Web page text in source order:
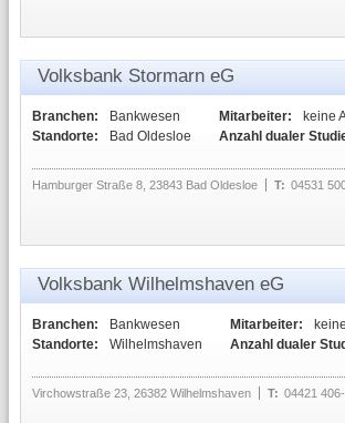
Volksbank Stormarn eG
Branchen:
Bankwesen
Standorte:
Bad Oldesloe
Mitarbeiter:
keine
Anzahl dualer
Hamburger Straße 8, 23843 Bad Oldesloe T: 04531
Volksbank Wilhelmshaven eG
Branchen:
Bankwesen
Standorte:
Wilhelmshaven
Mitarbeiter:
Anzahl dualer
Virchowstraße 23, 26382 Wilhelmshaven T: 04421